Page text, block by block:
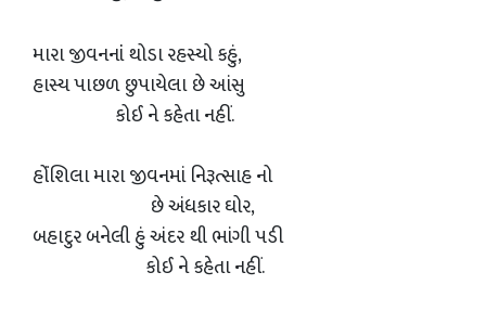
મારા જીવનનાંં થોડા રહસ્યો કહું,
હાસ્ય પાછળ છુપાયેલા છે આંસુ
કોઈ ને કહેતા નહીં.
હોંંશિલા મારા જીવનમાં નિરૂત્સાહ નો
છે અંધકાર ઘોર,
બહાદુર બનેલી હું અંદર થી ભાંગી પડી
કોઈ ને કહેતા નહીં.